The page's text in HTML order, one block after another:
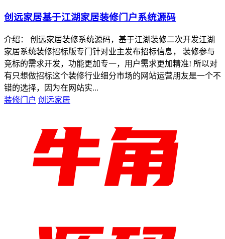
创远家居基于江湖家居装修门户系统源码
介绍： 创远家居装修系统源码，基于江湖装修二次开发江湖
家居系统装修招标版专门针对业主发布招标信息， 装修参与
竞标的需求开发，功能更加专一，用户需求更加精准! 所以对
有只想做招标这个装修行业细分市场的网站运营朋友是一个不
错的选择，因为在网站实...
装修门户 创远家居